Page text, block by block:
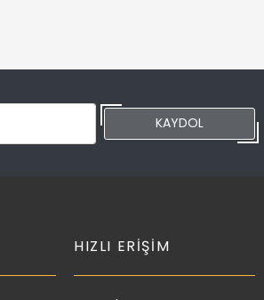
KAYDOL
HIZLI ERIŞIM